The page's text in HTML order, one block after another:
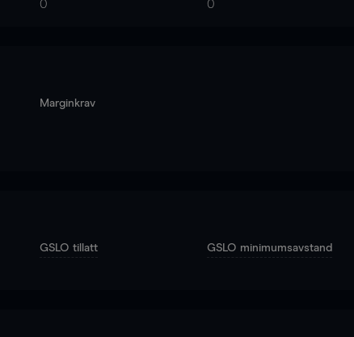
0 0
Marginkrav
GSLO tillatt GSLO minimumsavstand